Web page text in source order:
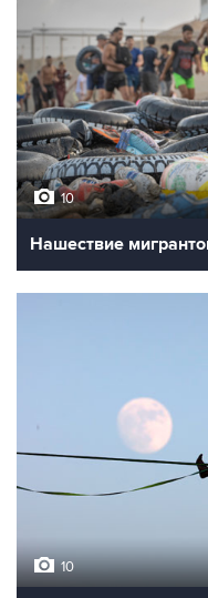
10
Нашествие
10